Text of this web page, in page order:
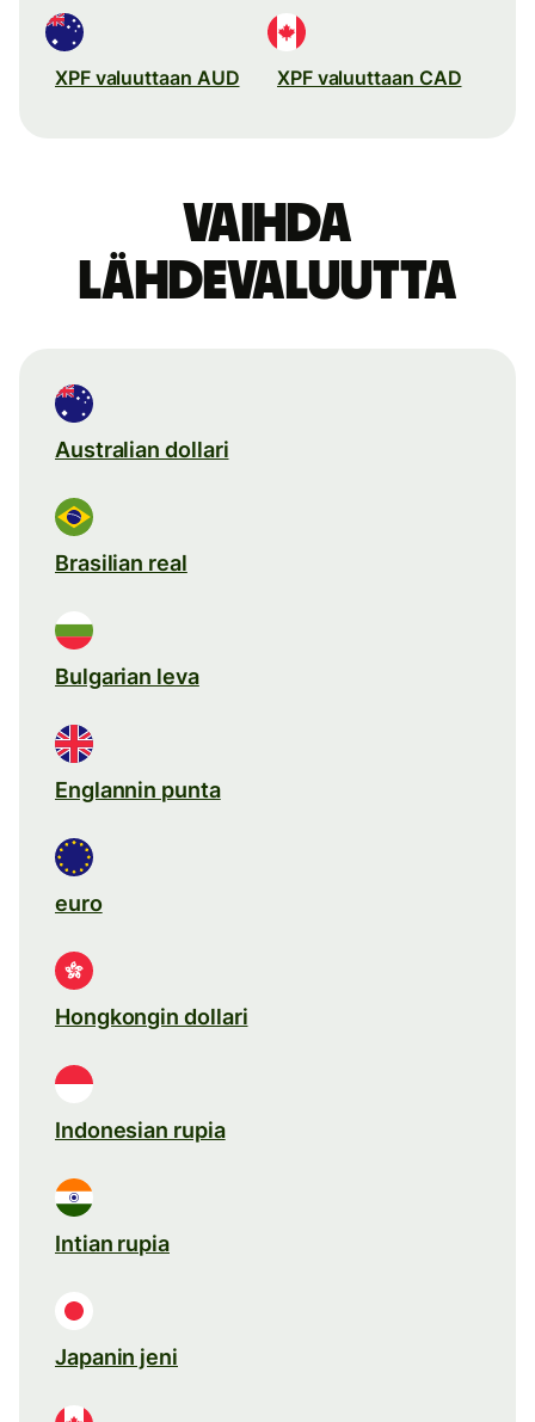
XPF valuuttaan AUD XPF valuuttaan CAD
Vaihda
lähdevaluutta
Australian dollari
Brasilian real
Bulgarian leva
Englannin punta
euro
Hongkongin dollari
Indonesian rupia
Intian rupia
Japanin jeni